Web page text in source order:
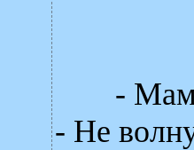
-
- Не